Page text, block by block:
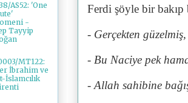
Ferdi şöyle bir bakıp
- Gerçekten
- Bu Naciye pek
- Allah sahibine
AS52: 'One
-
Tayyip
MT122:
İbrahim ve
İslamcılık